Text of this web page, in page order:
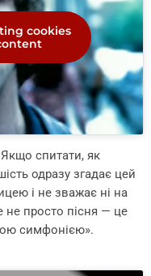
cookies
Якщо спитати, як
одразу згадає цей
і не зважає ні на
не просто пісня — це
симфонією».